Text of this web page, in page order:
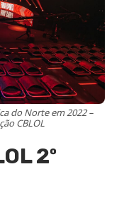
do Norte em 2022 –
CBLOL
2º